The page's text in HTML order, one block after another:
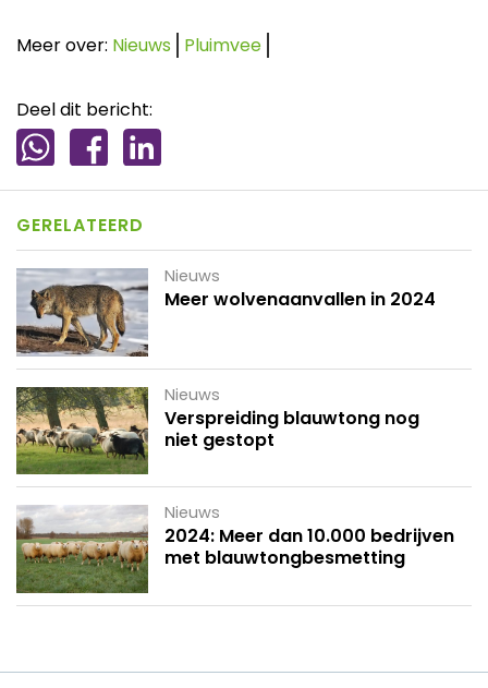
Meer over: Nieuws Pluimvee
Deel dit bericht:
GERELATEERD
Nieuws
Meer wolvenaanvallen in 2024
Nieuws
Verspreiding blauwtong nog
niet gestopt
Nieuws
2024: Meer dan 10.000 bedrijven
met blauwtongbesmetting